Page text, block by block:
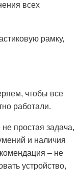
всех
рамку,
чтобы все
работали.
не простая задача,
и наличия
– не
устройство,